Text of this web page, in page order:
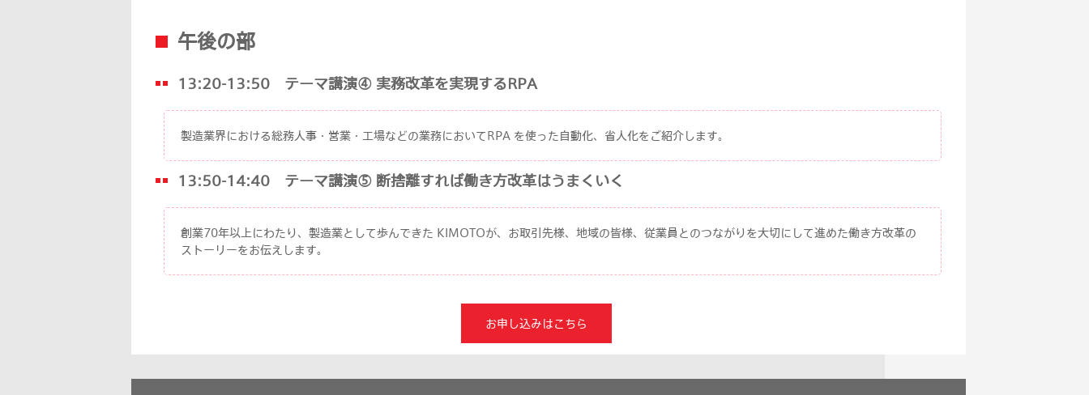
午後の部
13:20-13:50 テーマ講演④ 実務改革を実現するRPA
製造業界における総務人事・営業・工場などの業務においてRPA を使った自動化、省人化をご紹介します。
13:50-14:40 テーマ講演⑤ 断捨離すれば働き方改革はうまくいく
創業70年以上にわたり、製造業として歩んできた KIMOTOが、お取引先様、地域の皆様、従業員とのつながりを大切にして進めた働き方改革の
ストーリーをお伝えします。
お申し込みはこちら